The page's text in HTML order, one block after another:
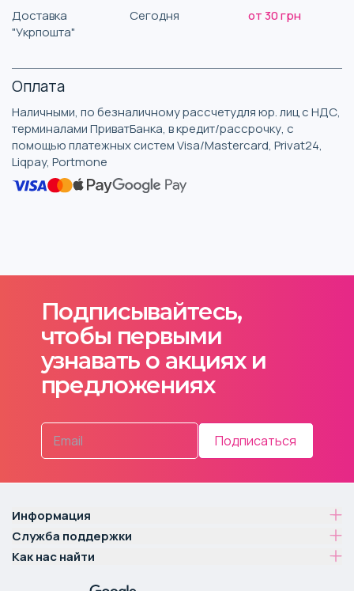
Доставка
"Укрпошта"
Сегодня от 30 грн
Оплата
Наличными, по безналичному рассчетудля юр. лиц с НДС,
терминалами ПриватБанка, в кредит/рассрочку, с
помощью платежных систем Visa/Mastercard, Privat24,
Liqpay, Portmone
Подписывайтесь,
чтобы первыми
узнавать о акциях и
предложениях
Подписаться
Информация
Служба поддержки
Как нас найти